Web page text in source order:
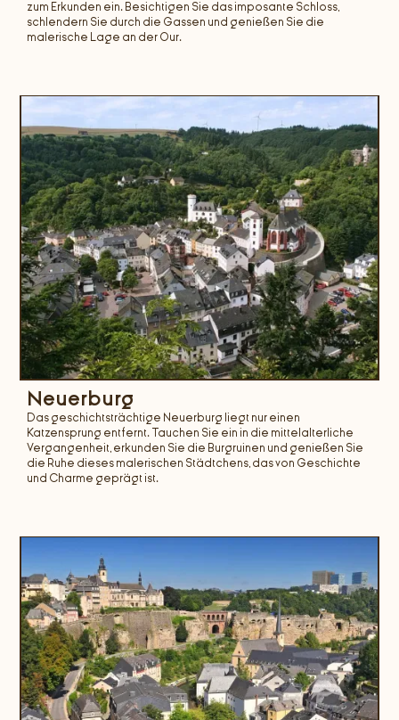
zum Erkunden ein. Besichtigen Sie das imposante Schloss,
schlendern Sie durch die Gassen und genießen Sie die
malerische Lage an der Our.
Neuerburg
Das geschichtsträchtige Neuerburg liegt nur einen
Katzensprung entfernt. Tauchen Sie ein in die mittelalterliche
Vergangenheit, erkunden Sie die Burgruinen und genießen Sie
die Ruhe dieses malerischen Städtchens, das von Geschichte
und Charme geprägt ist.